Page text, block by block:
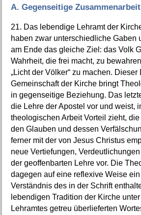
A. Gegenseitige Zusammenarbeit
21. Das lebendige Lehramt der
haben zwar unterschiedliche Gaben
am Ende das gleiche Ziel: das Volk
Wahrheit, die frei macht, zu
„Licht der Völker“ zu machen. Dieser
Gemeinschaft der Kirche bringt
in gegenseitige Beziehung. Das
die Lehre der Apostel vor und weist,
theologischen Arbeit Vorteil zieht,
den Glauben und dessen
ferner mit der von Jesus Christus
neue Vertiefungen,
der geoffenbarten Lehre vor. Die
dagegen auf eine reflexive Weise
Verständnis des in der Schrift
lebendigen Tradition der Kirche
Lehramtes getreu überlieferten